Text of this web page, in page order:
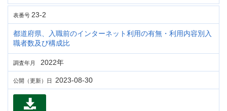
表番号 23-2
都道府県、入職前のインターネット利用の有無・利用内容別入
職者数及び構成比
調査年月 2022年
公開（更新）日 2023-08-30